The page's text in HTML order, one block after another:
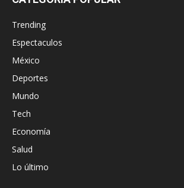
Trending
Espectaculos
México
Deportes
Mundo
Tech
Economía
Salud
Lo último